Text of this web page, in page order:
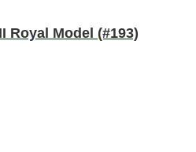
Royal Model (#193)